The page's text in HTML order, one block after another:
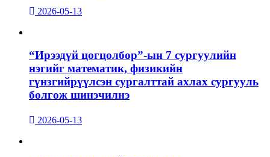
2026-05-13
“Ирээдүй цогцолбор”-ын 7 сургуулийн
нэгийг математик, физикийн
гүнзгийрүүлсэн сургалттай ахлах сургууль
болгож шинэчилнэ
2026-05-13